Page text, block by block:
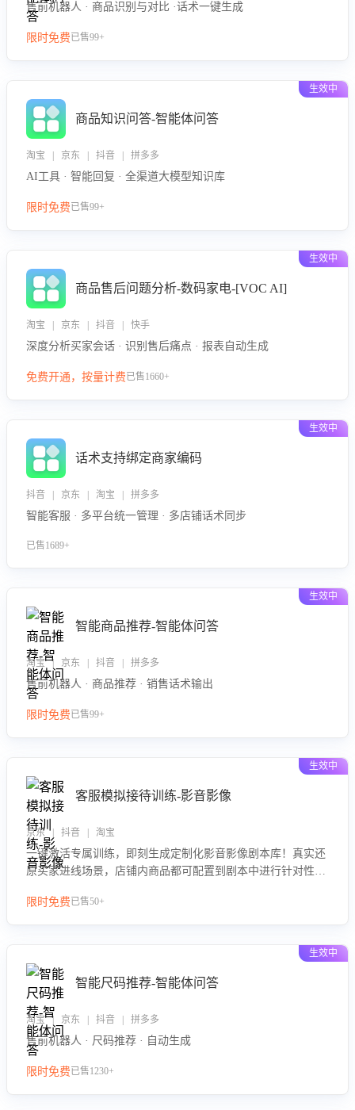
售前机器人 · 商品识别与对比 ·话术一键生成
限时免费已售99+
生效中
商品知识问答-智能体问答
淘宝 | 京东 | 抖音 | 拼多多
AI工具 · 智能回复 · 全渠道大模型知识库
限时免费已售99+
生效中
商品售后问题分析-数码家电-[VOC AI]
淘宝 | 京东 | 抖音 | 快手
深度分析买家会话 · 识别售后痛点 · 报表自动生成
免费开通，按量计费已售1660+
生效中
话术支持绑定商家编码
抖音 | 京东 | 淘宝 | 拼多多
智能客服 · 多平台统一管理 · 多店铺话术同步
已售1689+
生效中
智能商品推荐-智能体问答
淘宝 | 京东 | 抖音 | 拼多多
售前机器人 · 商品推荐 · 销售话术输出
限时免费已售99+
生效中
客服模拟接待训练-影音影像
京东 | 抖音 | 淘宝
一键激活专属训练，即刻生成定制化影音影像剧本库！真实还
原买家进线场景，店铺内商品都可配置到剧本中进行针对性训
即开通”，快速获取影音影像类目剧本，一键开启客服培训。
限时免费已售50+
生效中
智能尺码推荐-智能体问答
淘宝 | 京东 | 抖音 | 拼多多
售前机器人 · 尺码推荐 · 自动生成
限时免费已售1230+